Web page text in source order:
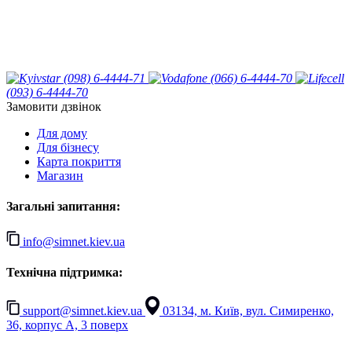
(098) 6-4444-71
(066) 6-4444-70
(093) 6-4444-70
Замовити дзвінок
Для дому
Для бізнесу
Карта покриття
Магазин
Загальні запитання:
info@simnet.kiev.ua
Технічна підтримка:
support@simnet.kiev.ua
03134, м. Київ, вул. Симиренко,
36, корпус А, 3 поверх